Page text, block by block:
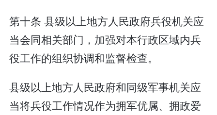
第十条 县级以上地方人民政府兵役机关应
当会同相关部门，加强对本行政区域内兵
役工作的组织协调和监督检查。
县级以上地方人民政府和同级军事机关应
当将兵役工作情况作为拥军优属、拥政爱